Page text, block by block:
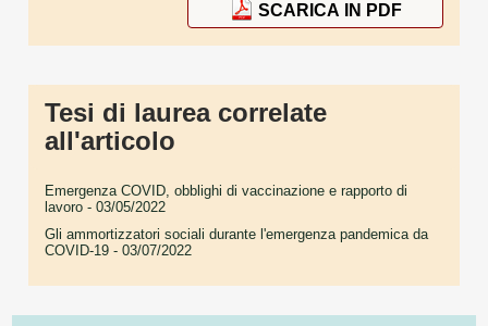
SCARICA IN PDF
Tesi di laurea correlate
all'articolo
Emergenza COVID, obblighi di vaccinazione e rapporto di
lavoro - 03/05/2022
Gli ammortizzatori sociali durante l'emergenza pandemica da
COVID-19 - 03/07/2022